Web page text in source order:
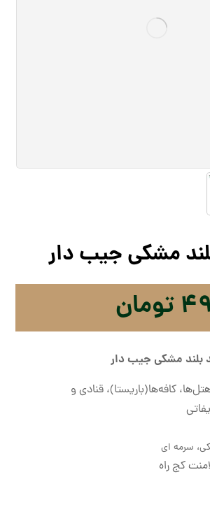
مشکی جیب دار
تومان
بلند مشکی جیب دار
کافه‌ها(باریستا)، قنادی و
سرمه ای
کج راه